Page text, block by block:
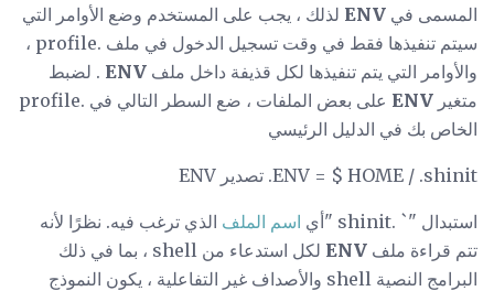
المسمى في ENV لذلك ، يجب على المستخدم وضع الأوامر التي
سيتم تنفيذها فقط في وقت تسجيل الدخول في ملف .profile ،
والأوامر التي يتم تنفيذها لكل قذيفة داخل ملف ENV . لضبط
متغير ENV
على بعض الملفات ، ضع السطر التالي في .profile
الخاص بك في الدليل الرئيسي
ENV = $ HOME / .shinit. تصدير ENV
استبدال "` .shinit "أي اسم الملف الذي ترغب فيه. نظرًا لأنه
تتم قراءة ملف ENV
لكل استدعاء من shell ، بما في ذلك
البرامج النصية shell والأصداف غير التفاعلية ، يكون النموذج